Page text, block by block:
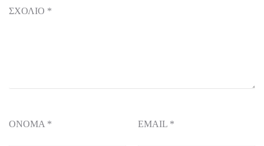
ΣΧΌΛΙΟ *
ΌΝΟΜΑ * EMAIL *